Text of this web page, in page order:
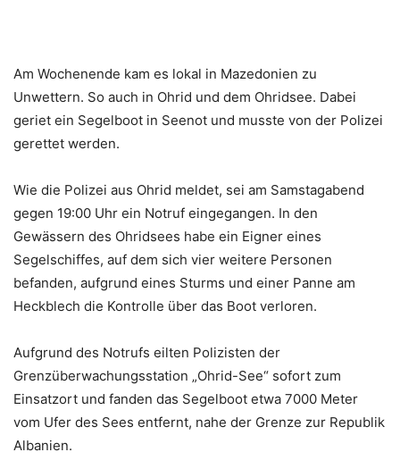
Am Wochenende kam es lokal in Mazedonien zu
Unwettern. So auch in Ohrid und dem Ohridsee. Dabei
geriet ein Segelboot in Seenot und musste von der Polizei
gerettet werden.
Wie die Polizei aus Ohrid meldet, sei am Samstagabend
gegen 19:00 Uhr ein Notruf eingegangen. In den
Gewässern des Ohridsees habe ein Eigner eines
Segelschiffes, auf dem sich vier weitere Personen
befanden, aufgrund eines Sturms und einer Panne am
Heckblech die Kontrolle über das Boot verloren.
Aufgrund des Notrufs eilten Polizisten der
Grenzüberwachungsstation „Ohrid-See“ sofort zum
Einsatzort und fanden das Segelboot etwa 7000 Meter
vom Ufer des Sees entfernt, nahe der Grenze zur Republik
Albanien.